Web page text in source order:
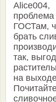
Alice004,
ГОСТам,
брать
так,
на